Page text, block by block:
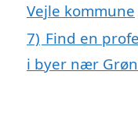
Vejle kommune
7) Find en
i byer nær